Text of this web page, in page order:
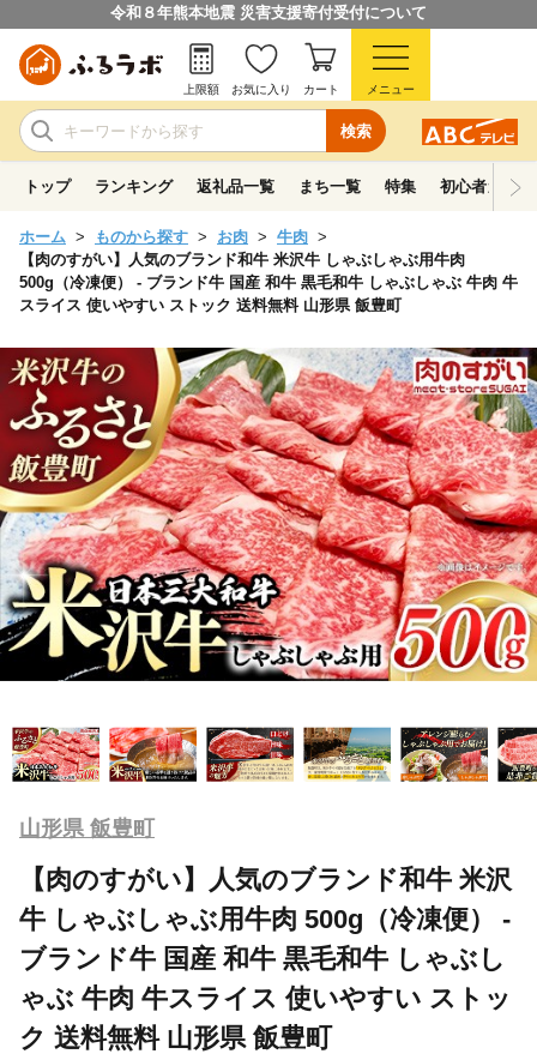
令和８年熊本地震 災害支援寄付受付について
検索
上限額 お気に入り カート メニュー
トップ ランキング 返礼品一覧 まち一覧 特集 初心者ガイド
ホーム ものから探す お肉
牛肉
【肉のすがい】人気のブランド和牛 米沢牛 しゃぶしゃぶ用牛肉
500g（冷凍便） - ブランド牛 国産 和牛 黒毛和牛 しゃぶしゃぶ 牛肉 牛
スライス 使いやすい ストック 送料無料 山形県 飯豊町
山形県 飯豊町
【肉のすがい】人気のブランド和牛 米沢
牛 しゃぶしゃぶ用牛肉 500g（冷凍便） -
ブランド牛 国産 和牛 黒毛和牛 しゃぶし
ゃぶ 牛肉 牛スライス 使いやすい ストッ
ク 送料無料 山形県 飯豊町